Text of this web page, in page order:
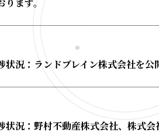
況：ランドブレイン株式会社を公
況：野村不動産株式会社、株式